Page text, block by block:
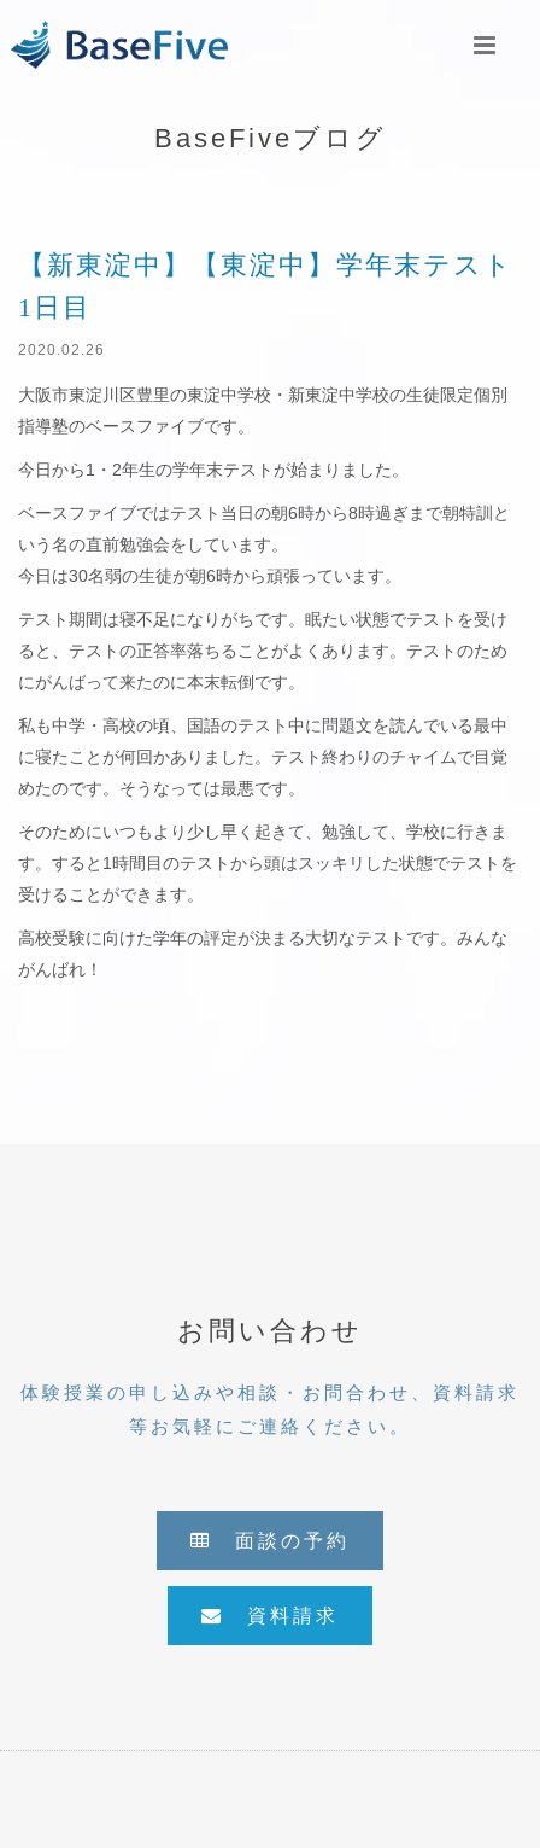
BaseFiveブログ
【新東淀中】【東淀中】学年末テスト
1日目
2020.02.26
大阪市東淀川区豊里の東淀中学校・新東淀中学校の生徒限定個別
指導塾のベースファイブです。
今日から1・2年生の学年末テストが始まりました。
ベースファイブではテスト当日の朝6時から8時過ぎまで朝特訓と
いう名の直前勉強会をしています。
今日は30名弱の生徒が朝6時から頑張っています。
テスト期間は寝不足になりがちです。眠たい状態でテストを受け
ると、テストの正答率落ちることがよくあります。テストのため
にがんばって来たのに本末転倒です。
私も中学・高校の頃、国語のテスト中に問題文を読んでいる最中
に寝たことが何回かありました。テスト終わりのチャイムで目覚
めたのです。そうなっては最悪です。
そのためにいつもより少し早く起きて、勉強して、学校に行きま
す。すると1時間目のテストから頭はスッキリした状態でテストを
受けることができます。
高校受験に向けた学年の評定が決まる大切なテストです。みんな
がんばれ！
お問い合わせ
体験授業の申し込みや相談・お問合わせ、資料請求
等お気軽にご連絡ください。
面談の予約
資料請求